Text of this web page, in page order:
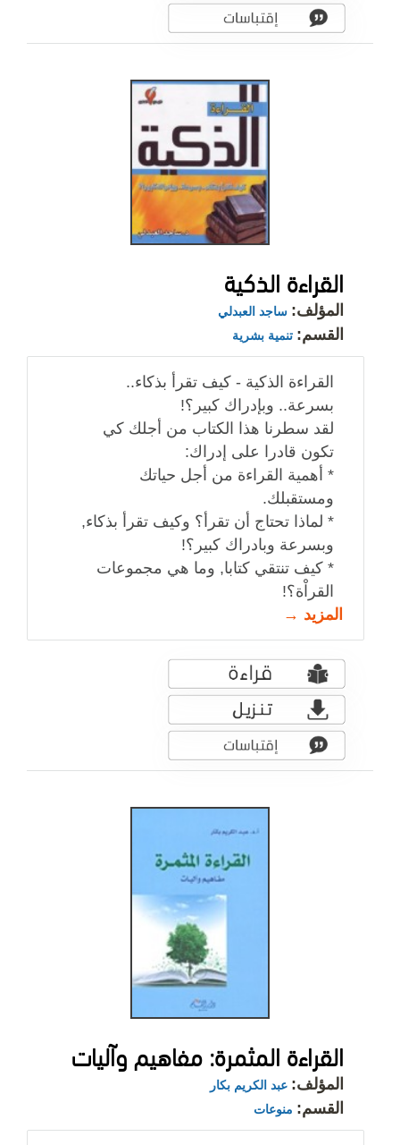
القراءة الذكية
المؤلف: ساجد العبدلي
القسم: تنمية بشرية
القراءة الذكية - كيف تقرأ بذكاء..
بسرعة.. وبإدراك كبير؟!
لقد سطرنا هذا الكتاب من أجلك كي
تكون قادرا على إدراك:
* أهمية القراءة من أجل حياتك
ومستقبلك.
* لماذا تحتاج أن تقرأ؟ وكيف تقرأ بذكاء,
وبسرعة وبادراك كبير؟!
* كيف تنتقي كتابا, وما هي مجموعات
القراْة؟!
المزيد →
القراءة المثمرة: مفاهيم وآليات
المؤلف: عبد الكريم بكار
القسم: منوعات